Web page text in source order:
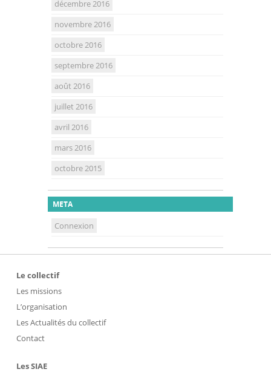
décembre 2016
novembre 2016
octobre 2016
septembre 2016
août 2016
juillet 2016
avril 2016
mars 2016
octobre 2015
META
Connexion
Le collectif
Les missions
L’organisation
Les Actualités du collectif
Contact
Les SIAE